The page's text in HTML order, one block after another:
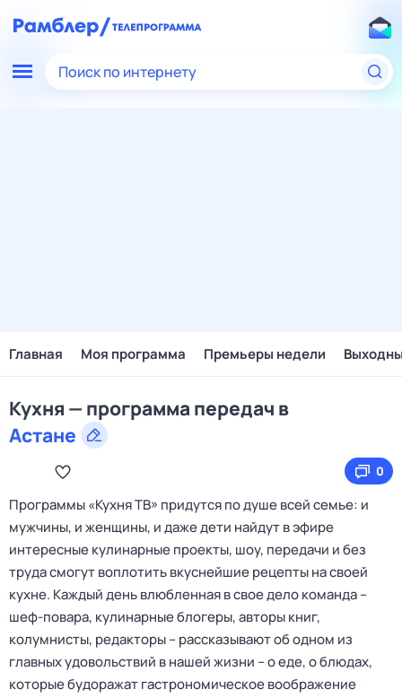
Поиск по интернету
Главная Моя программа Премьеры недели
Кухня — программа передач в
Астане
0
Программы «Кухня ТВ» придутся по душе всей семье: и
мужчины, и женщины, и даже дети найдут в эфире
интересные кулинарные проекты, шоу, передачи и без
труда смогут воплотить вкуснейшие рецепты на своей
кухне. Каждый день влюбленная в свое дело команда –
шеф-повара, кулинарные блогеры, авторы книг,
колумнисты, редакторы – рассказывают об одном из
главных удовольствий в нашей жизни – о еде, о блюдах,
которые будоражат гастрономическое воображение